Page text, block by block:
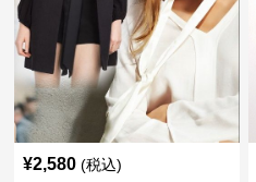
¥2,580 (税込)